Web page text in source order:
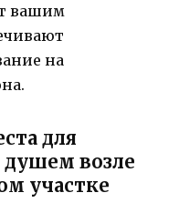
вашим
на
для
душем возле
участке